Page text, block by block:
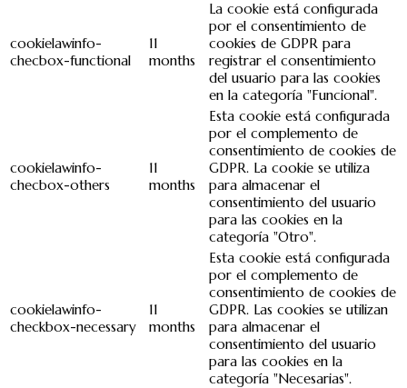
cookielawinfo-
checbox-functional
11
months
La cookie está configurada
por el consentimiento de
cookies de GDPR para
registrar el consentimiento
del usuario para las cookies
en la categoría "Funcional".
cookielawinfo-
checbox-others
11
months
Esta cookie está configurada
por el complemento de
consentimiento de cookies de
GDPR. La cookie se utiliza
para almacenar el
consentimiento del usuario
para las cookies en la
categoría "Otro".
cookielawinfo-
checkbox-necessary
11
months
Esta cookie está configurada
por el complemento de
consentimiento de cookies de
GDPR. Las cookies se utilizan
para almacenar el
consentimiento del usuario
para las cookies en la
categoría "Necesarias".